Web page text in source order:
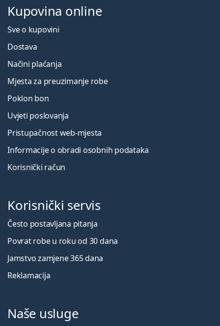
Kupovina online
Sve o kupovini
Dostava
Načini plaćanja
Mjesta za preuzimanje robe
Poklon bon
Uvjeti poslovanja
Pristupačnost web-mjesta
Informacije o obradi osobnih podataka
Korisnički račun
Korisnički servis
Često postavljana pitanja
Povrat robe u roku od 30 dana
Jamstvo zamjene 365 dana
Reklamacija
Naše usluge